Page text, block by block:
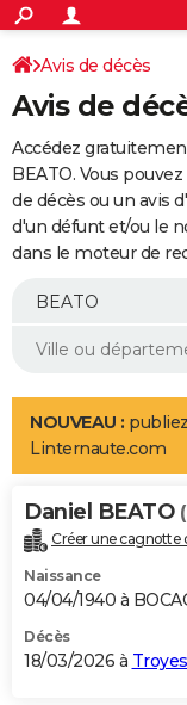
ACTUALITÉS
Politique
Société
Faits Divers
Education
Monde
Villes
+
SPORT
Coupe du monde 2026
Football
Tennis
Cyclisme
Rugby
Forum
Programme TV
TNT
Streaming
Cinéma
Sorties cinéma
Musique
+
FINANCE
Retraite
Impôts
Epargne
Immobilier
Risques naturels par
Banque
Assurance
Crédit
AUTO
Essais
Réserver un essai
Citadines
Berlines
SUV
Forum auto
+
Mobiles
Meilleur smartphone
Internet
Ordinateurs
Jeux vidéo
Guide high-tech
Aménagement intérieur
LIFESTYLE
Art de vivre
Bien-être
Loisirs
Mode
Modes de vie
Alimentation
Guide de la santé
Maladies
Médicaments
Sommeil
VOYAGE
Destinations
City break
Voyage nature
Voyage de noces
Forum
Climat
+PHOTO
GUIDES D'ACHAT
BONS PLANS
Avis de décès
Avis de
Accédez
BEATO. Vous
de décès ou un avis
d'un défunt et/ou le
dans le moteur de
NOUVEAU :
Linternaute.com
Daniel BEATO
Créer une cagnotte
Naissance
04/04/1940 à
Décès
18/03/2026 à Troyes